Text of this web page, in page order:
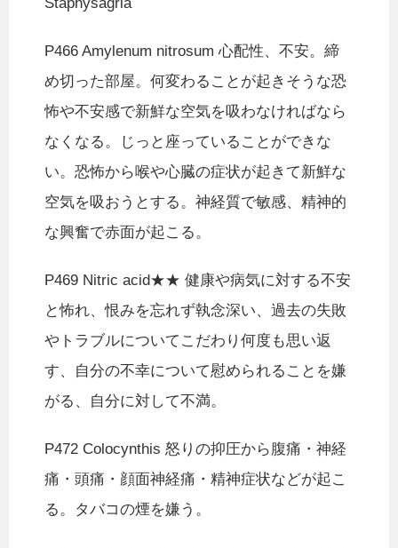
P466 Amylenum nitrosum 心配性、不安。締
め切った部屋。何変わることが起きそうな恐
怖や不安感で新鮮な空気を吸わなければなら
なくなる。じっと座っていることができな
い。恐怖から喉や心臓の症状が起きて新鮮な
空気を吸おうとする。神経質で敏感、精神的
な興奮で赤面が起こる。
P469 Nitric acid★★ 健康や病気に対する不安
と怖れ、恨みを忘れず執念深い、過去の失敗
やトラブルについてこだわり何度も思い返
す、自分の不幸について慰められることを嫌
がる、自分に対して不満。
P472 Colocynthis 怒りの抑圧から腹痛・神経
痛・頭痛・顔面神経痛・精神症状などが起こ
る。タバコの煙を嫌う。